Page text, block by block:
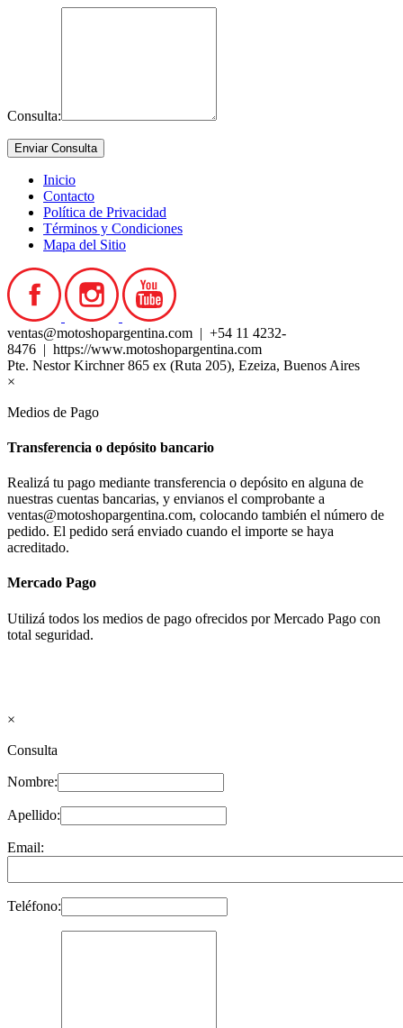
Consulta:
Inicio
Contacto
Política de Privacidad
Términos y Condiciones
Mapa del Sitio
ventas@motoshopargentina.com | +54 11 4232-
8476 | https://www.motoshopargentina.com
Pte. Nestor Kirchner 865 ex (Ruta 205), Ezeiza, Buenos Aires
×
Medios de Pago
Transferencia o depósito bancario
Realizá tu pago mediante transferencia o depósito en alguna de
nuestras cuentas bancarias, y envianos el comprobante a
ventas@motoshopargentina.com, colocando también el número de
pedido. El pedido será enviado cuando el importe se haya
acreditado.
Mercado Pago
Utilizá todos los medios de pago ofrecidos por Mercado Pago con
total seguridad.
×
Consulta
Nombre:
Apellido:
Email:
Teléfono: